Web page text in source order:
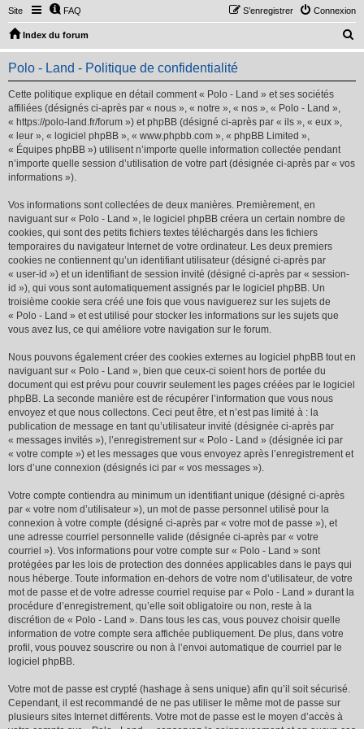
Site FAQ Connexion
S’enregistrer
Index du forum
e
Polo - Land - Politique de confidentialité
Cette politique explique en détail comment « Polo - Land » et ses sociétés
affiliées (désignés ci-après par « nous », « notre », « nos », « Polo - Land »,
« https://polo-land.fr/forum ») et phpBB (désigné ci-après par « ils », « eux »,
« leur », « logiciel phpBB », « www.phpbb.com », « phpBB Limited »,
« Équipes phpBB ») utilisent n’importe quelle information collectée pendant
n’importe quelle session d’utilisation de votre part (désignée ci-après par « vos
informations »).
Vos informations sont collectées de deux manières. Premièrement, en
naviguant sur « Polo - Land », le logiciel phpBB créera un certain nombre de
cookies, qui sont des petits fichiers textes téléchargés dans les fichiers
temporaires du navigateur Internet de votre ordinateur. Les deux premiers
cookies ne contiennent qu’un identifiant utilisateur (désigné ci-après par
« user-id ») et un identifiant de session invité (désigné ci-après par « session-
id »), qui vous sont automatiquement assignés par le logiciel phpBB. Un
troisième cookie sera créé une fois que vous naviguerez sur les sujets de
« Polo - Land » et est utilisé pour stocker les informations sur les sujets que
vous avez lus, ce qui améliore votre navigation sur le forum.
Nous pouvons également créer des cookies externes au logiciel phpBB tout en
naviguant sur « Polo - Land », bien que ceux-ci soient hors de portée du
document qui est prévu pour couvrir seulement les pages créées par le logiciel
phpBB. La seconde manière est de récupérer l’information que vous nous
envoyez et que nous collectons. Ceci peut être, et n’est pas limité à : la
publication de message en tant qu’utilisateur invité (désignée ci-après par
« messages invités »), l’enregistrement sur « Polo - Land » (désignée ici par
« votre compte ») et les messages que vous envoyez après l’enregistrement et
lors d’une connexion (désignés ici par « vos messages »).
Votre compte contiendra au minimum un identifiant unique (désigné ci-après
par « votre nom d’utilisateur »), un mot de passe personnel utilisé pour la
connexion à votre compte (désigné ci-après par « votre mot de passe »), et
une adresse courriel personnelle valide (désignée ci-après par « votre
courriel »). Vos informations pour votre compte sur « Polo - Land » sont
protégées par les lois de protection des données applicables dans le pays qui
nous héberge. Toute information en-dehors de votre nom d’utilisateur, de votre
mot de passe et de votre adresse courriel requise par « Polo - Land » durant la
procédure d’enregistrement, qu’elle soit obligatoire ou non, reste à la
discrétion de « Polo - Land ». Dans tous les cas, vous pouvez choisir quelle
information de votre compte sera affichée publiquement. De plus, dans votre
profil, vous pouvez souscrire ou non à l’envoi automatique de courriel par le
logiciel phpBB.
Votre mot de passe est crypté (hashage à sens unique) afin qu’il soit sécurisé.
Cependant, il est recommandé de ne pas utiliser le même mot de passe sur
plusieurs sites Internet différents. Votre mot de passe est le moyen d’accès à